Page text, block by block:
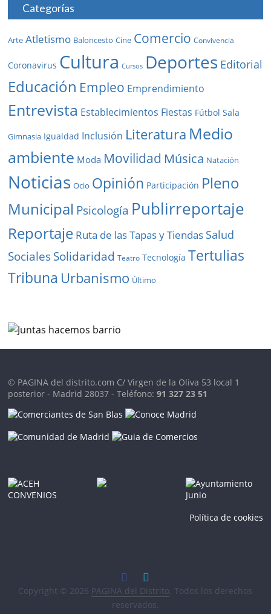
Categorías
Arte Atletismo Baloncesto Cine Comercio Convivencia
Coronavirus Cultura Cursos Deportes Editorial
Educación Empleo Emprendimiento
Entrevista Establecimientos Fiestas Fútbol Sala
Gimnasia Igualdad Inclusión Literatura Medio
ambiente Moda Movilidad Música Natación
Noticias Ocio Opinión Participación Pleno
Municipal Psicología Publirreportaje
Reportaje Ruta de las Tapas y Tiendas Salud
SocialesSolidaridad Teatro Tecnología Tertulias
Tribuna Urbanismo Último
© PAGINA del distrito.com C/ Virgen de la Oliva 53 local 1
posterior - Madrid 28037 - Teléfono:91 327 23 51
Política de cookies
Copyright © 2026 PAGINA del Distrito. Todos los derechos
reservados.